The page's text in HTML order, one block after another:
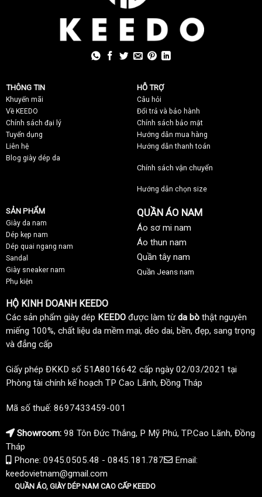
THÔNG TIN
Khuyến mãi
Về KEEDO
Chính sách đại lý
Tuyển dụng
Liên hệ
Blog giày dép da
HỖ TRỢ
Câu hỏi
Đổi trả và bảo hành
Chính sách bảo mật
Hướng dẫn mua hàng
Hướng dẫn thanh toán
Chính sách vận chuyển
Hướng dẫn chọn size
SẢN PHẨM
Giày da nam
Dép kẹp nam
Dép quai ngang nam
Sandal
Giày sneaker nam
Phụ kiện
QUẦN ÁO NAM
Áo sơ mi nam
Áo thun nam
Quần tây nam
Quần Jeans nam
HỘ KINH DOANH KEEDO
Các sản phẩm giày dép KEEDO được làm từda bò thật nguyên
miếng 100%, chất liệu da mềm mại, dẻo dai, bền, đẹp, sang trọng
và đẳng cấp
Giấy phép ĐKKD số 51A8016642 cấp ngày 02/03/2021 tại
Phòng tài chính kế hoạch TP Cao Lãnh, Đồng Tháp
Mã số thuế: 8697433459-001
Showroom: 98 Tôn Đức Thắng, P Mỹ Phú, TP.Cao Lãnh, Đồng
Tháp
Phone: 0945.0505.48 - 0845.181.787
Email:
keedovietnam@gmail.com
QUẦN ÁO, GIÀY DÉP NAM CAO CẤP KEEDO